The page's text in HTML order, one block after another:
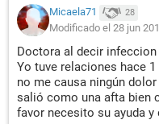
Micaela71 28
Modificado el 28 jun
Doctora al decir infeccion
Yo tuve relaciones hace
no me causa ningún
salió como una afta bien
favor necesito su ayuda